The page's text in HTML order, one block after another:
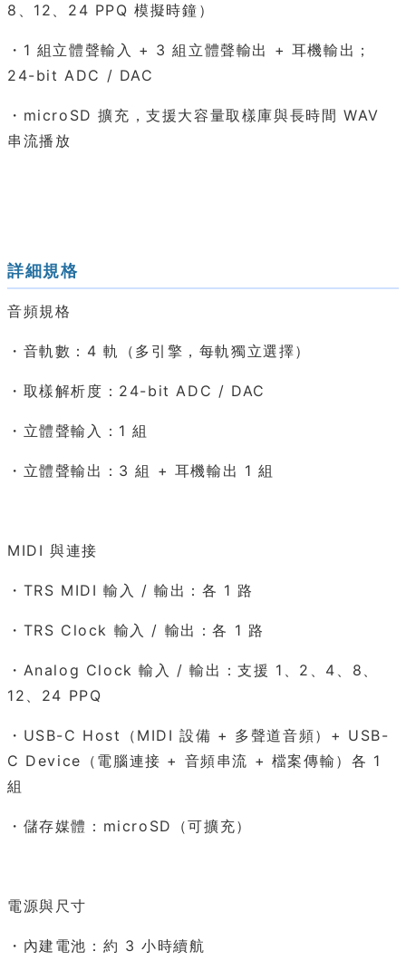
8、12、24 PPQ 模擬時鐘）
・1 組立體聲輸入 + 3 組立體聲輸出 + 耳機輸出；
24-bit ADC / DAC
・microSD 擴充，支援大容量取樣庫與長時間 WAV
串流播放
詳細規格
音頻規格
・音軌數：4 軌（多引擎，每軌獨立選擇）
・取樣解析度：24-bit ADC / DAC
・立體聲輸入：1 組
・立體聲輸出：3 組 + 耳機輸出 1 組
MIDI 與連接
・TRS MIDI 輸入 / 輸出：各 1 路
・TRS Clock 輸入 / 輸出：各 1 路
・Analog Clock 輸入 / 輸出：支援 1、2、4、8、
12、24 PPQ
・USB-C Host（MIDI 設備 + 多聲道音頻）+ USB-
C Device（電腦連接 + 音頻串流 + 檔案傳輸）各 1
組
・儲存媒體：microSD（可擴充）
電源與尺寸
・內建電池：約 3 小時續航